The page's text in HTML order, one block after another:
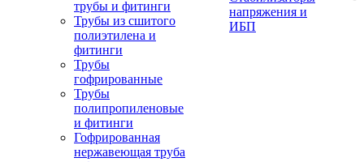
трубы и фитинги
Трубы из сшитого
полиэтилена и
фитинги
Трубы
гофрированные
Трубы
полипропиленовые
и фитинги
Гофрированная
нержавеющая труба
напряжения и
ИБП